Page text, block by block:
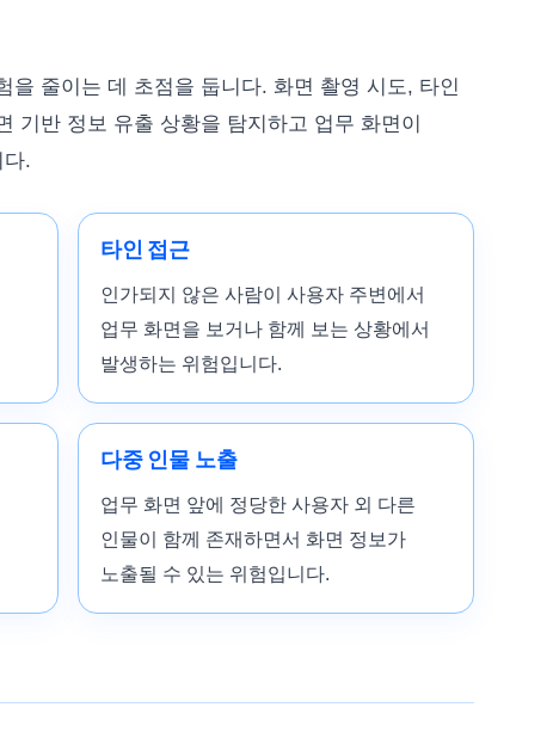
을 줄이는 데 초점을 둡니다. 화면 촬영 시도, 타인
기반 정보 유출 상황을 탐지하고 업무 화면이
.
타인 접근
인가되지 않은 사람이 사용자 주변에서
업무 화면을 보거나 함께 보는 상황에서
발생하는 위험입니다.
다중 인물 노출
업무 화면 앞에 정당한 사용자 외 다른
인물이 함께 존재하면서 화면 정보가
노출될 수 있는 위험입니다.